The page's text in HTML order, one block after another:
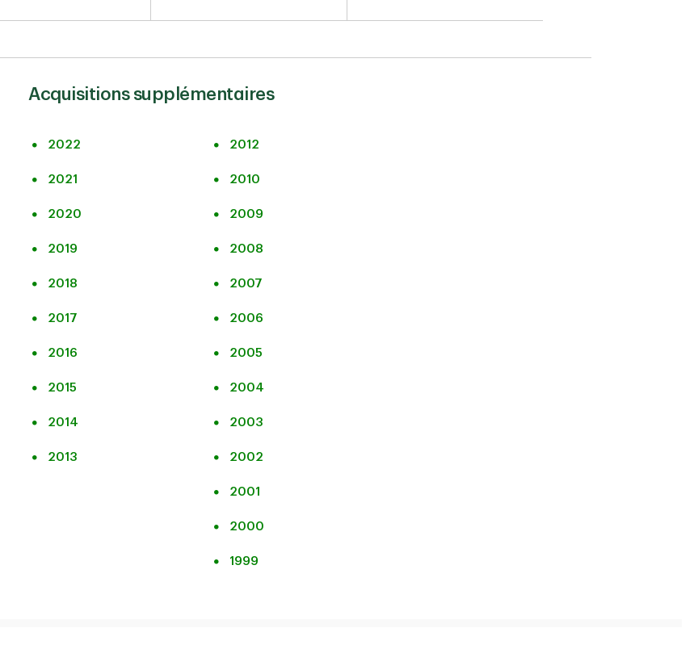
Acquisitions supplémentaires
2022
2021
2020
2019
2018
2017
2016
2015
2014
2013
2012
2010
2009
2008
2007
2006
2005
2004
2003
2002
2001
2000
1999